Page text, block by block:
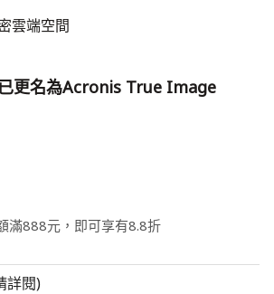
雲端空間
更名為Acronis True Image
滿888元，即可享有8.8折
詳閱)